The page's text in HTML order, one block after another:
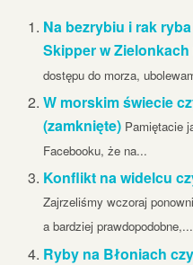
Na bezrybiu i rak
Skipper w Zielonkach
dostępu do morza,
W morskim świecie
(zamknięte) Pamiętacie
Facebooku, że na...
Konflikt na widelcu
Zajrzeliśmy wczoraj
a bardziej prawdopodobne,...
Ryby na Błoniach